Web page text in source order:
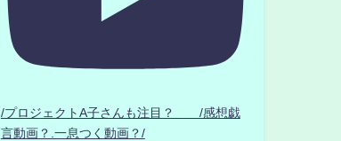
/プロジェクトA子さんも注目？ /感想戯
言動画？.一息つく動画？/